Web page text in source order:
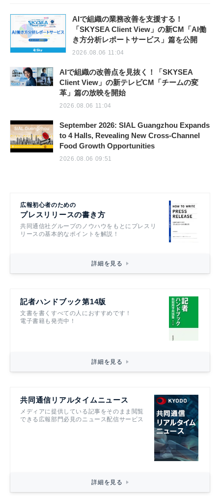
AIで組織の業務改善を支援する！
「SKYSEA Client View」の新CM「AI働
き方分析レポートサービス」篇を公開
2026.08.06 11:04
AIで組織の改善点を見抜く！「SKYSEA
Client View」の新テレビCM「チームの変
革」篇の放映を開始
2026.08.06 11:04
September 2026: SIAL Guangzhou Expands
to 4 Halls, Revealing New Cross-Channel
Food Growth Opportunities
2026.08.06 09:51
広報初心者のための
プレスリリースの書き方
共同通信社グループのノウハウをもとにプレスリ
リースの基本的なポイントを解説！
詳細を見る
記者ハンドブック第14版
文書を書くすべての人におすすめです！
電子書籍も発売中！
詳細を見る
共同通信リアルタイムニュース
メディアに提供している記事をそのまま閲覧
できる広報部門必見のニュース配信サービス
詳細を見る